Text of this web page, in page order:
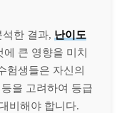
한 결과, 난이도
에 큰 영향을 미치
험생들은 자신의
을 고려하여 등급
비해야 합니다.